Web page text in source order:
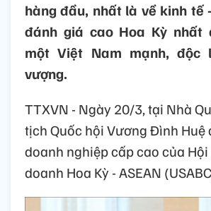
hàng đầu, nhất là về kinh tế
đánh giá cao Hoa Kỳ nhất
một Việt Nam mạnh, độc
vượng.
TTXVN - Ngày 20/3, tại Nhà
tịch Quốc hội Vương Đình Huệ
doanh nghiệp cấp cao của
doanh Hoa Kỳ - ASEAN